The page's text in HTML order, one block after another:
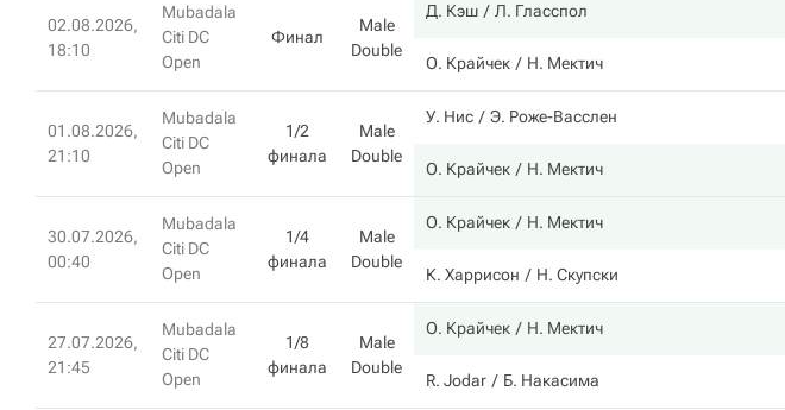
02.08.2026,
18:10
Mubadala
Citi DC
Open
Финал
Male
Double
Д. Кэш Л. Гласспол
О. Крайчек Н. Мектич
01.08.2026,
21:10
Mubadala
Citi DC
Open
1/2
финала
Male
Double
У. Нис Э. Роже-Васслен
О. Крайчек Н. Мектич
30.07.2026,
00:40
Mubadala
Citi DC
Open
1/4
финала
Male
Double
О. Крайчек Н. Мектич
К. Харрисон Н. Скупски
27.07.2026,
21:45
Mubadala
Citi DC
Open
1/8
финала
Male
Double
О. Крайчек Н. Мектич
R. Jodar Б. Накаcима